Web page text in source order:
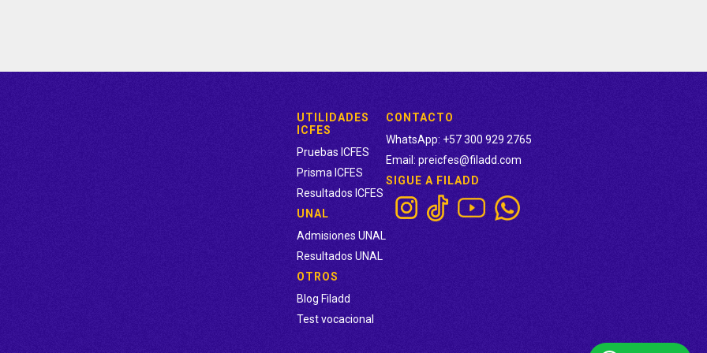
UTILIDADES
ICFES
Pruebas ICFES
Prisma ICFES
Resultados ICFES
UNAL
Admisiones UNAL
Resultados UNAL
OTROS
Blog Filadd
Test vocacional
CONTACTO
WhatsApp: +57 300 929 2765
Email: preicfes@filadd.com
SIGUE A FILADD